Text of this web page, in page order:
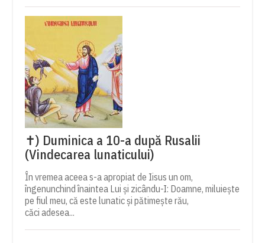
✝) Duminica a 10-a după Rusalii
(Vindecarea lunaticului)
În vremea aceea s-a apropiat de Iisus un om,
îngenunchind înaintea Lui și zicându-I: Doamne, miluiește
pe fiul meu, că este lunatic și pătimește rău,
căci adesea...